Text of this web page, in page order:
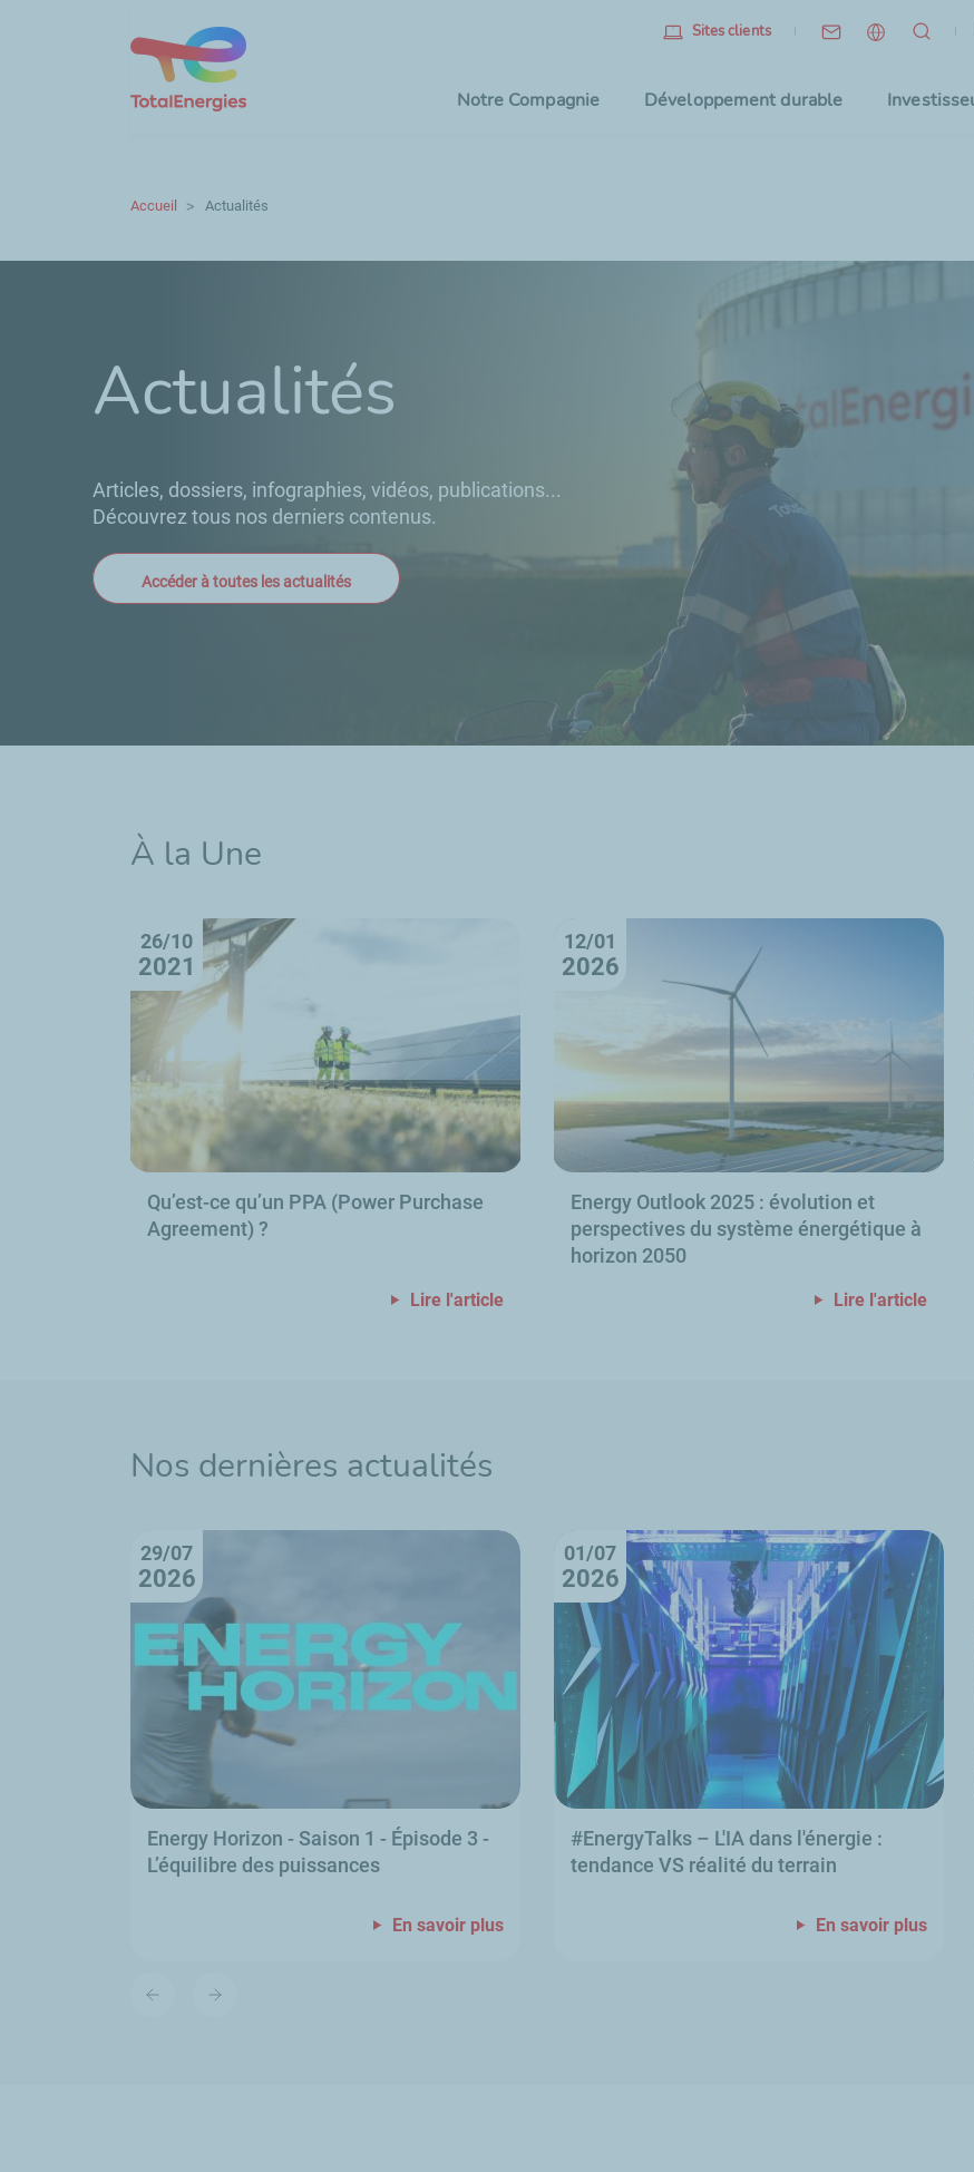
Sites clients
Notre Compagnie Développement durable
Accueil Actualités
Actualités
Articles, dossiers, infographies, vidéos, publications...
Découvrez tous nos derniers contenus.
Accéder à toutes les actualités
À la Une
26/10
2021
Qu’est-ce qu’un PPA (Power Purchase
Agreement) ?
Lire l'article
12/01
2026
Energy Outlook 2025 : évolution et
perspectives du système énergétique à
horizon 2050
Lire l'article
Nos dernières actualités
29/07
2026
Energy Horizon - Saison 1 - Épisode 3 -
L’équilibre des puissances
En savoir plus
01/07
2026
#EnergyTalks – L'IA dans l'énergie :
tendance VS réalité du terrain
En savoir plus